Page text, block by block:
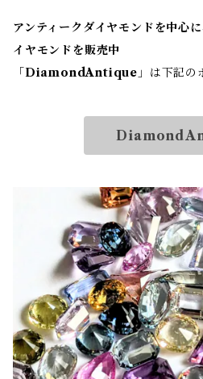
アンティークダイヤモンドを中心
イヤモンドを販売中
「DiamondAntique 」は下記の